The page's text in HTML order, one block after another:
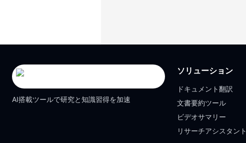
AI搭載ツールで研究と知識習得を加速
ソリューション
ドキュメント翻訳
文書要約ツール
ビデオサマリー
リサーチアシスタント